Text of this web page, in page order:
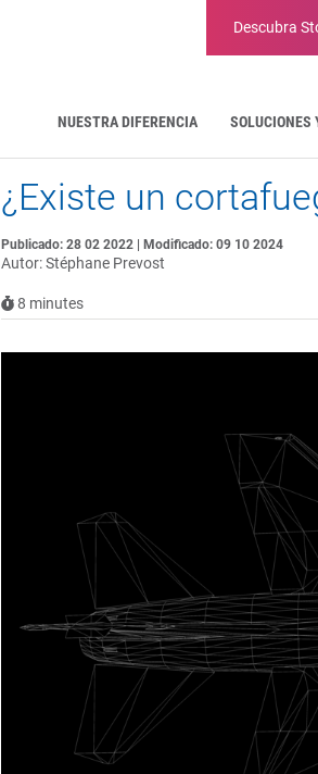
Descubra
NUESTRA DIFERENCIA SOLUCIONES
Aeronáutica
Gestión de
¿Existe un
Publicado: 28 02 2022 | Modificado: 09 10 2024
Autor: Stéphane Prevost
8 minutes